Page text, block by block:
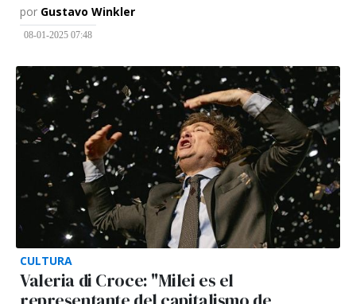
por Gustavo Winkler
08-01-2025 07:48
CULTURA
Valeria di Croce: "Milei es el